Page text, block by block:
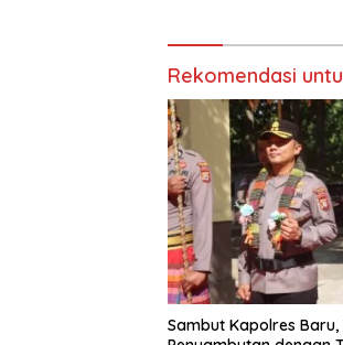
Rekomendasi
Sambut Kapolres